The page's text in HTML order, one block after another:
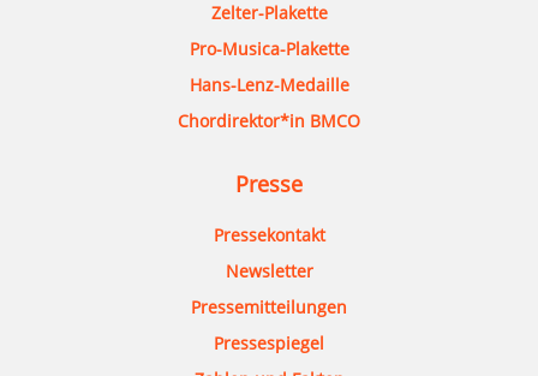
Zelter-Plakette
Pro-Musica-Plakette
Hans-Lenz-Medaille
Chordirektor*in BMCO
Presse
Pressekontakt
Newsletter
Pressemitteilungen
Pressespiegel